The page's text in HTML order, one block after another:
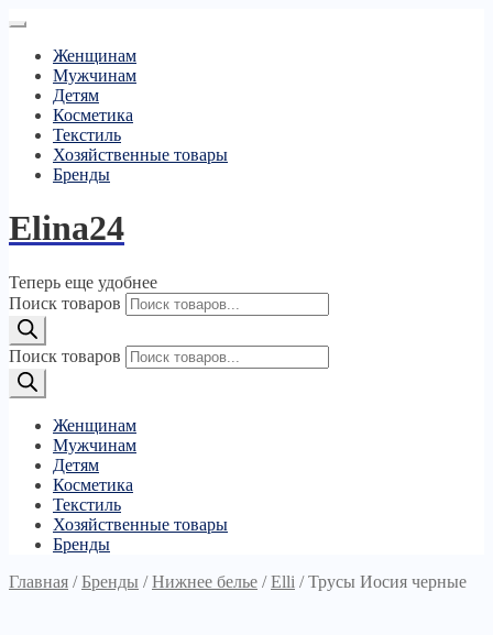
Женщинам
Мужчинам
Детям
Косметика
Текстиль
Хозяйственные товары
Бренды
Elina24
Теперь еще удобнее
Поиск товаров
Поиск товаров
Женщинам
Мужчинам
Детям
Косметика
Текстиль
Хозяйственные товары
Бренды
Главная /Бренды /Нижнее белье /Elli /Трусы Иосия черные